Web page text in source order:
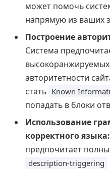
может помочь
напрямую из ваших
Построение
Система
авторитетности
стать Known
попадать в блоки
Использование
корректного языка:
предпочитает
description-triggering